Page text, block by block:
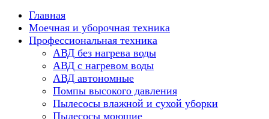
Главная
Моечная и уборочная техника
Профессиональная техника
АВД без нагрева воды
АВД с нагревом воды
АВД автономные
Помпы высокого давления
Пылесосы влажной и сухой уборки
Пылесосы моющие